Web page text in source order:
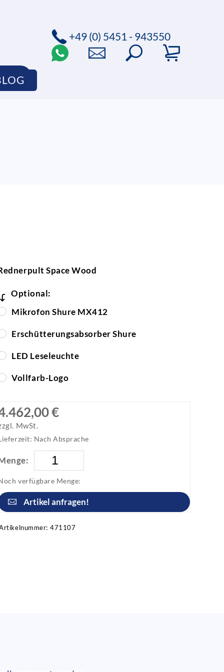
+49 (0) 5451 - 943550
Space Wood
Optional:
Mikrofon Shure MX412
Erschütterungsabsorber Shure
LED Leseleuchte
Vollfarb-Logo
€
MwSt.
Nach Absprache
verfügbare Menge:
Artikel anfragen!
471107